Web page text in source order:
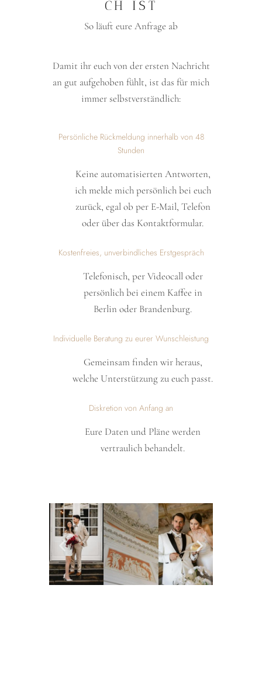
CH IST
So läuft eure Anfrage ab
Damit ihr euch von der ersten Nachricht
an gut aufgehoben fühlt, ist das für mich
immer selbstverständlich:
Persönliche Rückmeldung innerhalb von 48
Stunden
Keine automatisierten Antworten,
ich melde mich persönlich bei euch
zurück, egal ob per E-Mail, Telefon
oder über das Kontaktformular.
Kostenfreies, unverbindliches Erstgespräch
Telefonisch, per Videocall oder
persönlich bei einem Kaffee in
Berlin oder Brandenburg.
Individuelle Beratung zu eurer Wunschleistung
Gemeinsam finden wir heraus,
welche Unterstützung zu euch passt.
Diskretion von Anfang an
Eure Daten und Pläne werden
vertraulich behandelt.